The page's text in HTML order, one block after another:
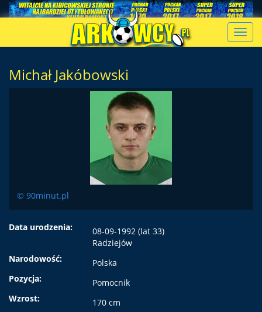
Michał Jakóbowski
© 90minut.pl
Data urodzenia:
08-09-1992 (lat 33)
Radziejów
Narodowość:
Polska
Pozycja:
Pomocnik
Wzrost:
170 cm